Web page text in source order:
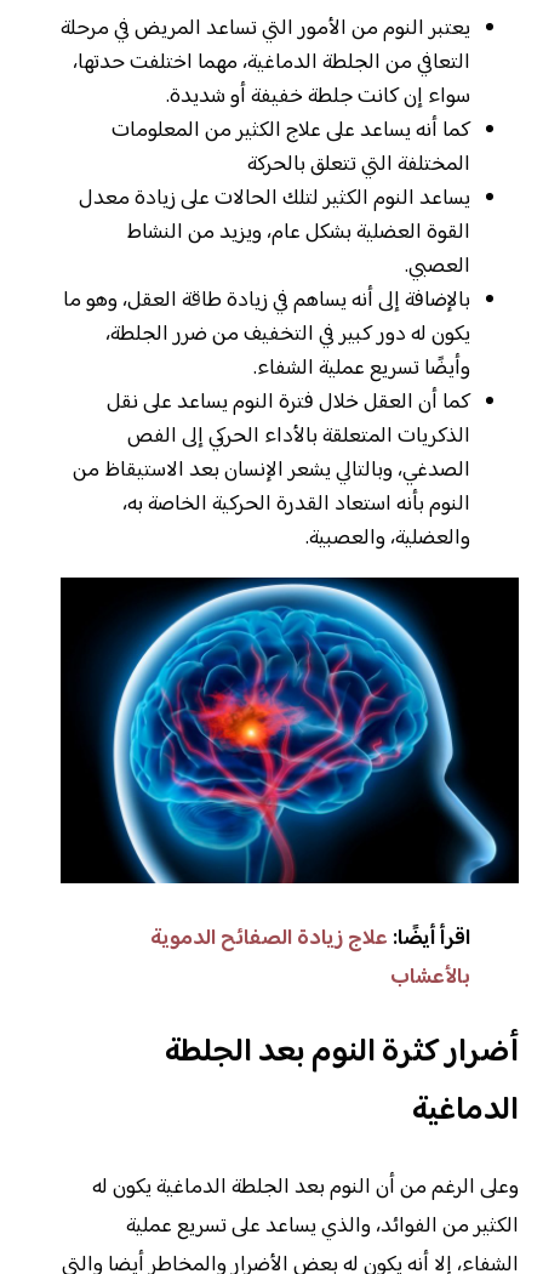
يعتبر النوم من الأمور التي تساعد المريض في مرحلة
التعافي من الجلطة الدماغية، مهما اختلفت حدتها،
سواء إن كانت جلطة خفيفة أو شديدة.
كما أنه يساعد على علاج الكثير من المعلومات
المختلفة التي تتعلق بالحركة
يساعد النوم الكثير لتلك الحالات على زيادة معدل
القوة العضلية بشكل عام، ويزيد من النشاط
العصبي.
بالإضافة إلى أنه يساهم في زيادة طاقة العقل، وهو ما
يكون له دور كبير في التخفيف من ضرر الجلطة،
وأيضًا تسريع عملية الشفاء.
كما أن العقل خلال فترة النوم يساعد على نقل
الذكريات المتعلقة بالأداء الحركي إلى الفص
الصدغي، وبالتالي يشعر الإنسان بعد الاستيقاظ من
النوم بأنه استعاد القدرة الحركية الخاصة به،
والعضلية، والعصبية.
اقرأ أيضًا: علاج زيادة الصفائح الدموية
بالأعشاب
أضرار كثرة النوم بعد الجلطة
الدماغية
وعلى الرغم من أن النوم بعد الجلطة الدماغية يكون له
الكثير من الفوائد، والذي يساعد على تسريع عملية
الشفاء، إلا أنه يكون له بعض الأضرار والمخاطر أيضا والتي